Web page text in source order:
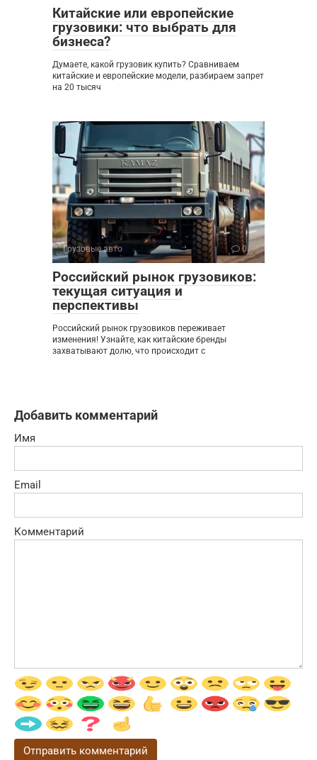
Китайские или европейские
грузовики: что выбрать для
бизнеса?
Думаете, какой грузовик купить? Сравниваем
китайские и европейские модели, разбираем запрет
на 20 тысяч
Грузовые авто 0
Российский рынок грузовиков:
текущая ситуация и
перспективы
Российский рынок грузовиков переживает
изменения! Узнайте, как китайские бренды
захватывают долю, что происходит с
Добавить комментарий
Имя
Email
Комментарий